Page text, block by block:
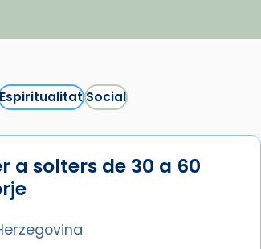
EspiritualitatSocial
a solters de 30 a 60